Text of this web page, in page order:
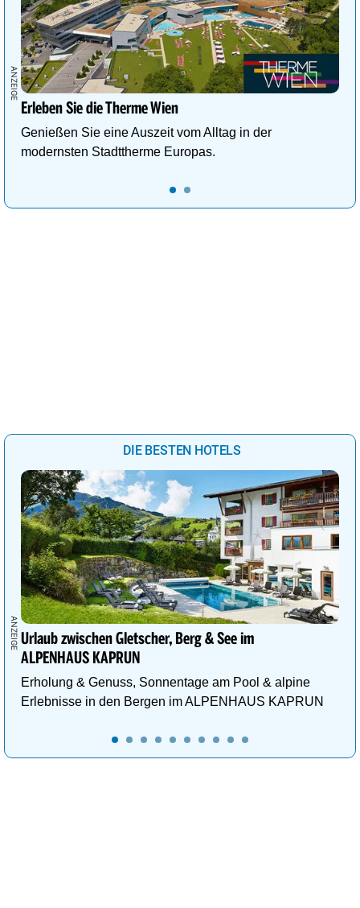
Erleben Sie die Therme Wien
Genießen Sie eine Auszeit vom Alltag in der
modernsten Stadttherme Europas.
DIE BESTEN HOTELS
Urlaub zwischen Gletscher, Berg & See im
ALPENHAUS KAPRUN
Erholung & Genuss, Sonnentage am Pool & alpine
Erlebnisse in den Bergen im ALPENHAUS KAPRUN